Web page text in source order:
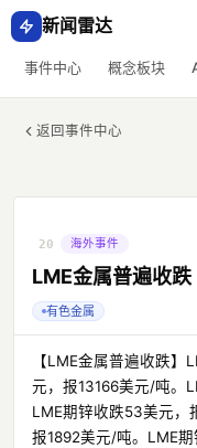
新闻雷达
事件中心 概念板块
返回事件中心
20 海外事件
LME金属普遍收跌
有色金属
【LME金属普遍收跌
元，报13166美元/吨。
LME期锌收跌53美元，
报1892美元/吨。LME